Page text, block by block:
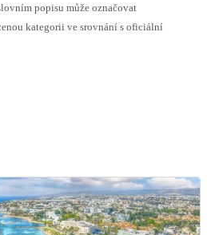
popisu může označovat
kategorii ve srovnání s oficiální